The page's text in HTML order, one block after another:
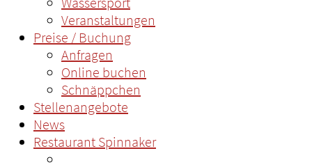
Veranstaltungen
Preise / Buchung
Anfragen
Online buchen
Schnäppchen
Stellenangebote
News
Restaurant Spinnaker